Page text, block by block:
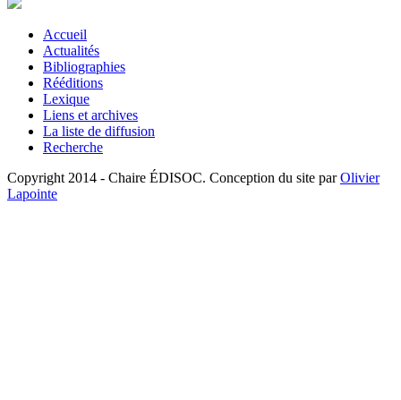
Accueil
Actualités
Bibliographies
Rééditions
Lexique
Liens et archives
La liste de diffusion
Recherche
Copyright 2014 - Chaire ÉDISOC. Conception du site parOlivier
Lapointe